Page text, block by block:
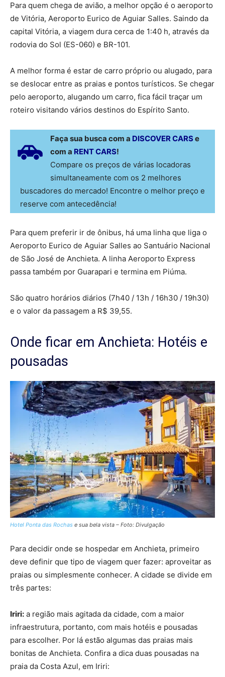
Para quem chega de avião, a melhor opção é o aeroporto
de Vitória, Aeroporto Eurico de Aguiar Salles. Saindo da
capital Vitória, a viagem dura cerca de 1:40 h, através da
rodovia do Sol (ES-060) e BR-101.
A melhor forma é estar de carro próprio ou alugado, para
se deslocar entre as praias e pontos turísticos. Se chegar
pelo aeroporto, alugando um carro, fica fácil traçar um
roteiro visitando vários destinos do Espírito Santo.
Faça sua busca com a DISCOVER CARSe
com a RENT CARS!
Compare os preços de várias locadoras
simultaneamente com os 2 melhores
buscadores do mercado! Encontre o melhor preço e
reserve com antecedência!
Para quem preferir ir de ônibus, há uma linha que liga o
Aeroporto Eurico de Aguiar Salles ao Santuário Nacional
de São José de Anchieta. A linha Aeroporto Express
passa também por Guarapari e termina em Piúma.
São quatro horários diários (7h40 / 13h / 16h30 / 19h30)
e o valor da passagem a R$ 39,55.
Onde ficar em Anchieta: Hotéis e
pousadas
Hotel Ponta das Rochas e sua bela vista – Foto: Divulgação
Para decidir onde se hospedar em Anchieta, primeiro
deve definir que tipo de viagem quer fazer: aproveitar as
praias ou simplesmente conhecer. A cidade se divide em
três partes:
Iriri: a região mais agitada da cidade, com a maior
infraestrutura, portanto, com mais hotéis e pousadas
para escolher. Por lá estão algumas das praias mais
bonitas de Anchieta. Confira a dica duas pousadas na
praia da Costa Azul, em Iriri: